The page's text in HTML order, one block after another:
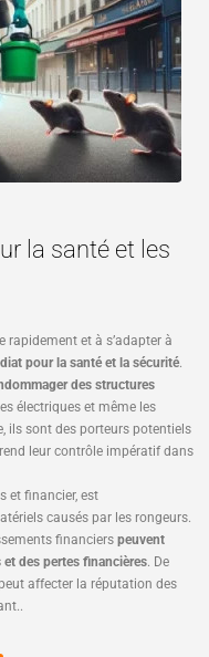
la santé et les
rapidement et à s’adapter à
pour la santé et la sécurité.
des structures
électriques et même les
ils sont des porteurs potentiels
leur contrôle impératif dans
et financier, est
causés par les rongeurs.
financiers peuvent
des pertes financières. De
affecter la réputation des